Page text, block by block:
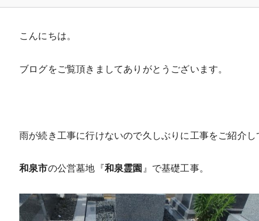
こんにちは。
ブログをご覧頂きましてありがとうございます。
雨が続き工事に行けないので久しぶりに工事をご紹介し
和泉市の公営墓地『和泉霊園 』で基礎工事。